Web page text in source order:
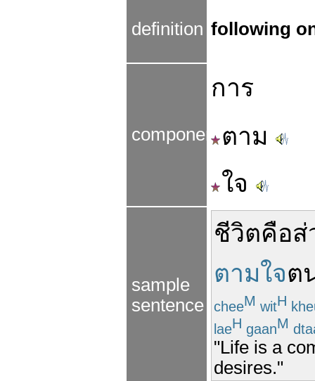
definition following
components
การ
ตาม
ใจ
sample
sentence
ชีวิตคือส่
ตามใจต
cheeM witH
laeH gaanM
"Life is a
desires."